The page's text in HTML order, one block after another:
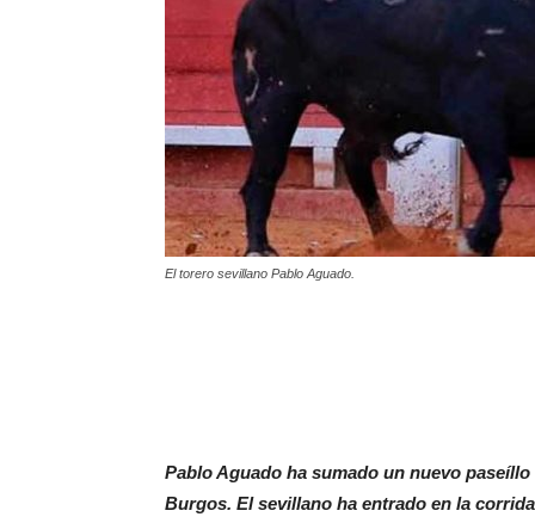
El torero sevillano Pablo Aguado.
Pablo Aguado ha sumado un nuevo
Burgos. El sevillano ha entrado en la